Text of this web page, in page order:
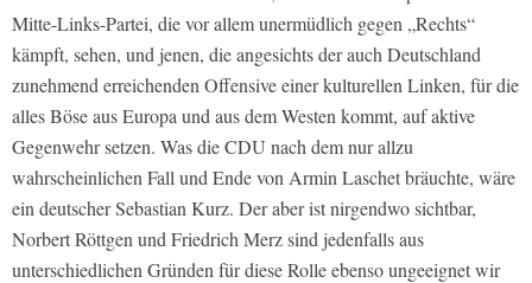
Mitte-Links-Partei, die vor allem unermüdlich gegen „Rechts“
kämpft, sehen, und jenen, die angesichts der auch Deutschland
zunehmend erreichenden Offensive einer kulturellen Linken, für die
alles Böse aus Europa und aus dem Westen kommt, auf aktive
Gegenwehr setzen. Was die CDU nach dem nur allzu
wahrscheinlichen Fall und Ende von Armin Laschet bräuchte, wäre
ein deutscher Sebastian Kurz. Der aber ist nirgendwo sichtbar,
Norbert Röttgen und Friedrich Merz sind jedenfalls aus
unterschiedlichen Gründen für diese Rolle ebenso ungeeignet wir